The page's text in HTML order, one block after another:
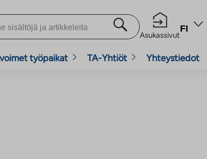
Asukassivut
FI
työpaikat TA-Yhtiöt Yhteystiedot